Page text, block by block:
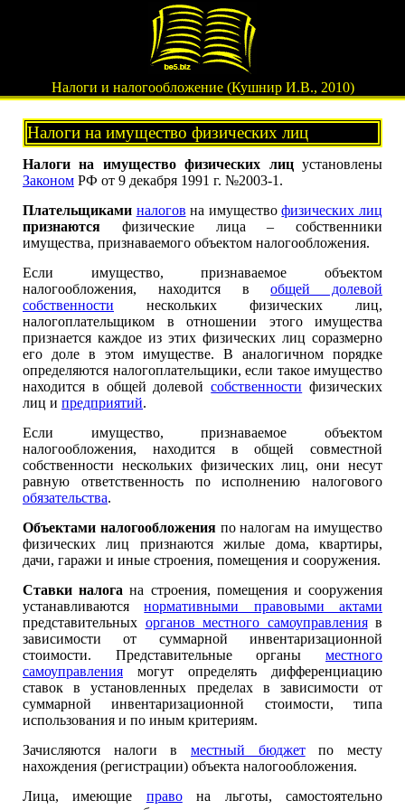
Налоги и налогообложение (Кушнир И.В., 2010)
Налоги на имущество физических лиц
Налоги на имущество физических лицустановлены
Законом РФ от 9 декабря 1991 г. №2003-1.
Плательщиками налогов на имуществофизических лиц
признаются физические лица – собственники
имущества, признаваемого объектом налогообложения.
Если имущество, признаваемое объектом
налогообложения, находится вобщей долевой
собственности нескольких физических лиц,
налогоплательщиком в отношении этого имущества
признается каждое из этих физических лиц соразмерно
его доле в этом имуществе. В аналогичном порядке
определяются налогоплательщики, если такое имущество
находится в общей долевойсобственности физических
лиц и предприятий.
Если имущество, признаваемое объектом
налогообложения, находится в общей совместной
собственности нескольких физических лиц, они несут
равную ответственность по исполнению налогового
обязательства.
Объектами налогообложенияпо налогам на имущество
физических лиц признаются жилые дома, квартиры,
дачи, гаражи и иные строения, помещения и сооружения.
Ставки налога на строения, помещения и сооружения
устанавливаютсянормативными правовыми актами
представительных органов местного самоуправленияв
зависимости от суммарной инвентаризационной
стоимости. Представительные органы местного
самоуправления могут определять дифференциацию
ставок в установленных пределах в зависимости от
суммарной инвентаризационной стоимости, типа
использования и по иным критериям.
Зачисляются налоги в местный бюджетпо месту
нахождения (регистрации) объекта налогообложения.
Лица, имеющие правона льготы, самостоятельно